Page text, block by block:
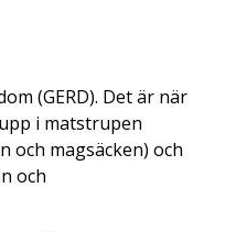
(GERD). Det är när
i matstrupen
och magsäcken) och
och